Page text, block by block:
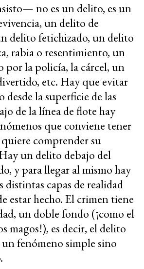
no es un delito, es un
un delito de
delito fetichizado, un delito
rabia o resentimiento, un
por la policía, la cárcel, un
etc. Hay que evitar
desde la superficie de las
de la línea de flote hay
que conviene tener
quiere comprender su
un delito debajo del
y para llegar al mismo hay
distintas capas de realidad
estar hecho. El crimen tiene
un doble fondo (¡como el
magos!), es decir, el delito
fenómeno simple sino